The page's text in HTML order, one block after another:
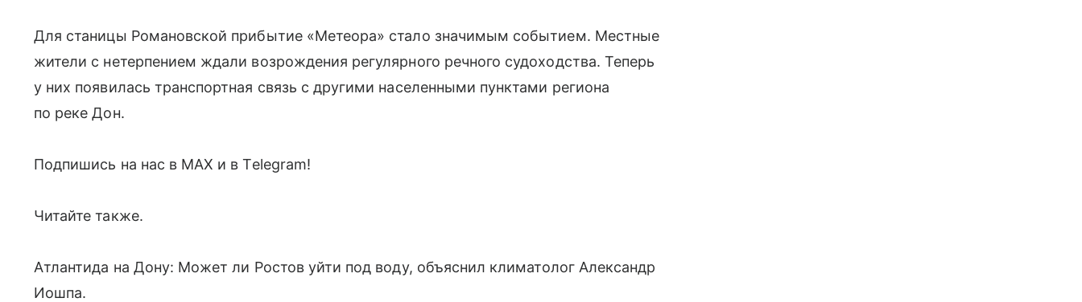
Для станицы Романовской прибытие «Метеора» стало значимым событием. Местные
жители с нетерпением ждали возрождения регулярного речного судоходства. Теперь
у них появилась транспортная связь с другими населенными пунктами региона
по реке Дон.
Подпишись на нас в МАХ и в Telegram!
Читайте также.
Атлантида на Дону: Может ли Ростов уйти под воду, объяснил климатолог Александр
Иошпа.